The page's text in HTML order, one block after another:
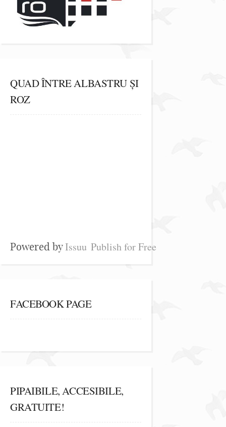
QUAD ÎNTRE ALBASTRU ȘI
ROZ
Powered byIssuu Publish for Free
FACEBOOK PAGE
PIPAIBILE, ACCESIBILE,
GRATUITE!